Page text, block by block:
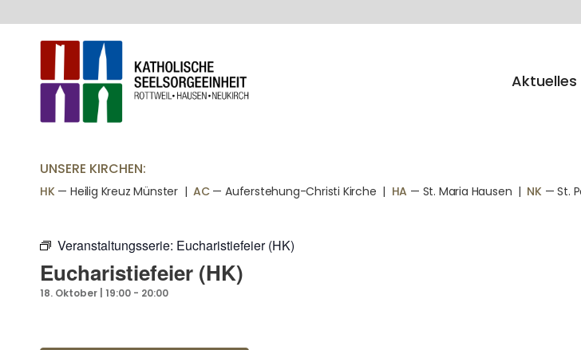
Aktuelles
UNSERE KIRCHEN:
HK— Heilig Kreuz Münster |AC— Auferstehung-Christi Kirche | HA — St. Maria Hausen | NK — St.
Veranstaltungsserie: Eucharistiefeier (HK)
Eucharistiefeier (HK)
18. Oktober | 19:00 - 20:00